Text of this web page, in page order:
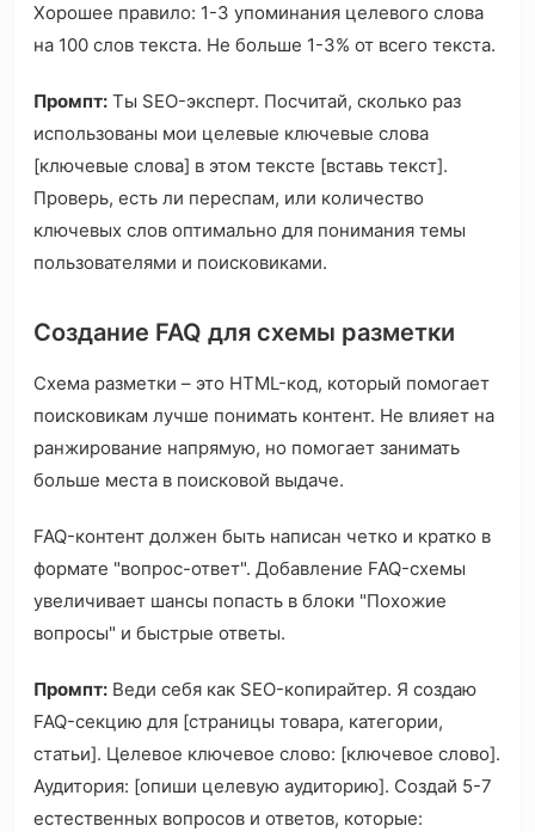
Хорошее правило: 1-3 упоминания целевого слова
на 100 слов текста. Не больше 1-3% от всего текста.
Промпт: Ты SEO-эксперт. Посчитай, сколько раз
использованы мои целевые ключевые слова
[ключевые слова] в этом тексте [вставь текст].
Проверь, есть ли переспам, или количество
ключевых слов оптимально для понимания темы
пользователями и поисковиками.
Создание FAQ для схемы разметки
Схема разметки – это HTML-код, который помогает
поисковикам лучше понимать контент. Не влияет на
ранжирование напрямую, но помогает занимать
больше места в поисковой выдаче.
FAQ-контент должен быть написан четко и кратко в
формате "вопрос-ответ". Добавление FAQ-схемы
увеличивает шансы попасть в блоки "Похожие
вопросы" и быстрые ответы.
Промпт: Веди себя как SEO-копирайтер. Я создаю
FAQ-секцию для [страницы товара, категории,
статьи]. Целевое ключевое слово: [ключевое слово].
Аудитория: [опиши целевую аудиторию]. Создай 5-7
естественных вопросов и ответов, которые: